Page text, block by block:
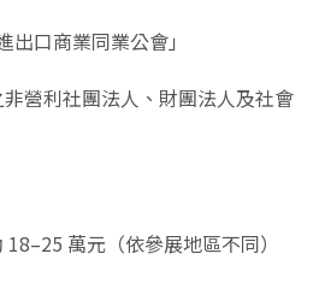
口商業同業公會」
營利社團法人、財團法人及社會
萬元（依參展地區不同）